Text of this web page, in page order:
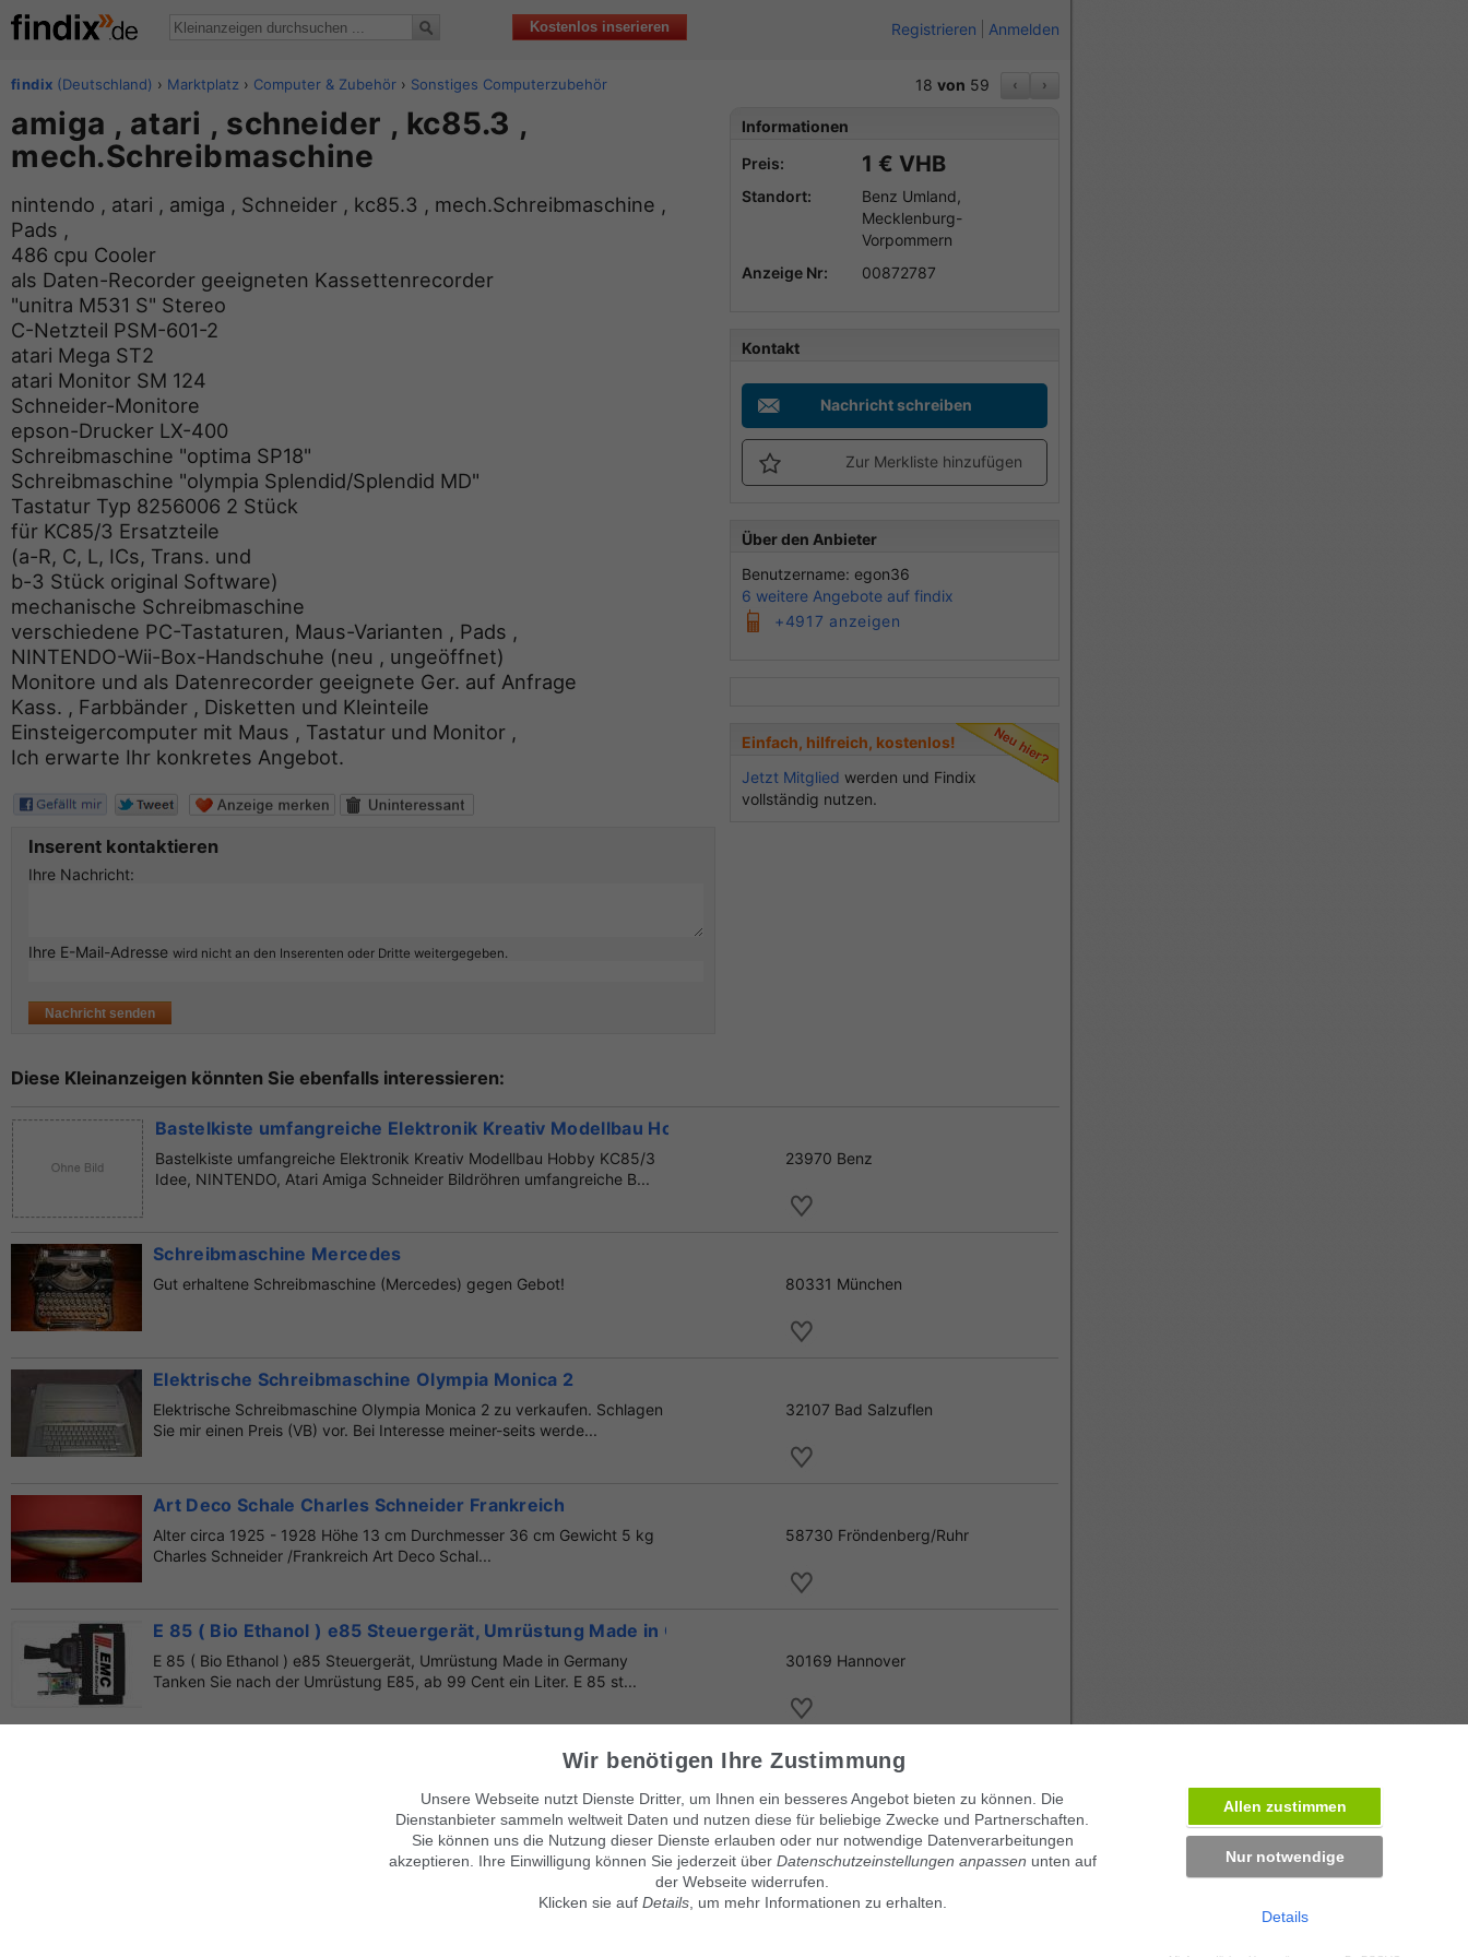
Kostenlos inserieren Registrieren Anmelden
findix (Deutschland) › Marktplatz › Computer & Zubehör › Sonstiges Computerzubehör 18 von 59 ‹ ›
amiga , atari , schneider , kc85.3 ,
mech.Schreibmaschine
nintendo , atari , amiga , Schneider , kc85.3 , mech.Schreibmaschine ,
Pads ,
486 cpu Cooler
als Daten-Recorder geeigneten Kassettenrecorder
"unitra M531 S" Stereo
C-Netzteil PSM-601-2
atari Mega ST2
atari Monitor SM 124
Schneider-Monitore
epson-Drucker LX-400
Schreibmaschine "optima SP18"
Schreibmaschine "olympia Splendid/Splendid MD"
Tastatur Typ 8256006 2 Stück
für KC85/3 Ersatzteile
(a-R, C, L, ICs, Trans. und
b-3 Stück original Software)
mechanische Schreibmaschine
verschiedene PC-Tastaturen, Maus-Varianten , Pads ,
NINTENDO-Wii-Box-Handschuhe (neu , ungeöffnet)
Monitore und als Datenrecorder geeignete Ger. auf Anfrage
Kass. , Farbbänder , Disketten und Kleinteile
Einsteigercomputer mit Maus , Tastatur und Monitor ,
Ich erwarte Ihr konkretes Angebot.
Inserent kontaktieren
Ihre Nachricht:
Ihre E-Mail-Adresse wird nicht an den Inserenten oder Dritte weitergegeben.
Informationen
Preis:
1 € VHB
Standort:
Benz Umland,
Mecklenburg-
Vorpommern
Anzeige Nr:
00872787
Kontakt
Nachricht schreiben
Zur Merkliste hinzufügen
Über den Anbieter
Benutzername: egon36
6 weitere Angebote auf findix
+4917 anzeigen
Einfach, hilfreich, kostenlos!
Jetzt Mitglied werden und Findix
vollständig nutzen.
Diese Kleinanzeigen könnten Sie ebenfalls interessieren:
Bastelkiste umfangreiche Elektronik Kreativ Modellbau Hobby KC85/
Bastelkiste umfangreiche Elektronik Kreativ Modellbau Hobby KC85/3
Idee, NINTENDO, Atari Amiga Schneider Bildröhren umfangreiche B...
23970 Benz
Schreibmaschine Mercedes
Gut erhaltene Schreibmaschine (Mercedes) gegen Gebot! 80331 München
Elektrische Schreibmaschine Olympia Monica 2
Elektrische Schreibmaschine Olympia Monica 2 zu verkaufen. Schlagen
Sie mir einen Preis (VB) vor. Bei Interesse meiner-seits werde...
32107 Bad Salzuflen
Art Deco Schale Charles Schneider Frankreich
Alter circa 1925 - 1928 Höhe 13 cm Durchmesser 36 cm Gewicht 5 kg
Charles Schneider /Frankreich Art Deco Schal...
58730 Fröndenberg/Ruhr
E 85 ( Bio Ethanol ) e85 Steuergerät, Umrüstung Made in Germany
E 85 ( Bio Ethanol ) e85 Steuergerät, Umrüstung Made in Germany
Tanken Sie nach der Umrüstung E85, ab 99 Cent ein Liter. E 85 st...
30169 Hannover
Ferienwohnung Steinhude 85 qm,6 Betten, 3 Zimmer, Privatweg
Einstellplatz für einen Pkw auf dem Grundstück. Weitere Fotos und...
Wir benötigen Ihre Zustimmung
Unsere Webseite nutzt Dienste Dritter, um Ihnen ein besseres Angebot bieten zu können. Die
Dienstanbieter sammeln weltweit Daten und nutzen diese für beliebige Zwecke und Partnerschaften.
Sie können uns die Nutzung dieser Dienste erlauben oder nur notwendige Datenverarbeitungen
akzeptieren. Ihre Einwilligung können Sie jederzeit über Datenschutzeinstellungen anpassen unten auf
der Webseite widerrufen.
Klicken sie auf Details, um mehr Informationen zu erhalten.
Allen zustimmen
Nur notwendige
Details